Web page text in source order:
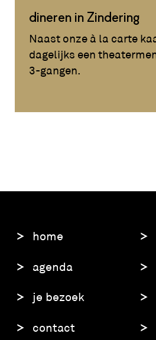
dineren in Zindering
Naast onze à la carte
dagelijks een
3-gangen.
home
agenda
je bezoek
contact